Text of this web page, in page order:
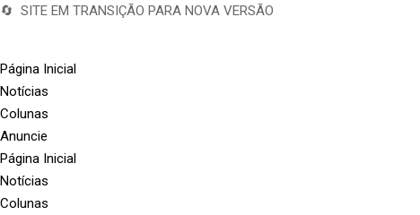
🔄 SITE EM TRANSIÇÃO PARA NOVA VERSÃO
Página Inicial
Notícias
Colunas
Anuncie
Página Inicial
Notícias
Colunas